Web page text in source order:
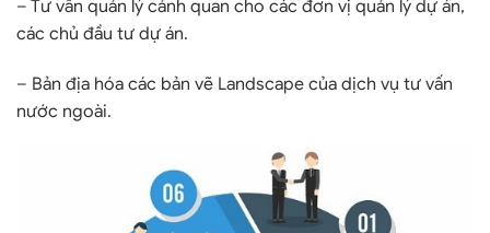
– Tư vấn quản lý cảnh quan cho các đơn vị quản lý dự án,
các chủ đầu tư dự án.
– Bản địa hóa các bản vẽ Landscape của dịch vụ tư vấn
nước ngoài.